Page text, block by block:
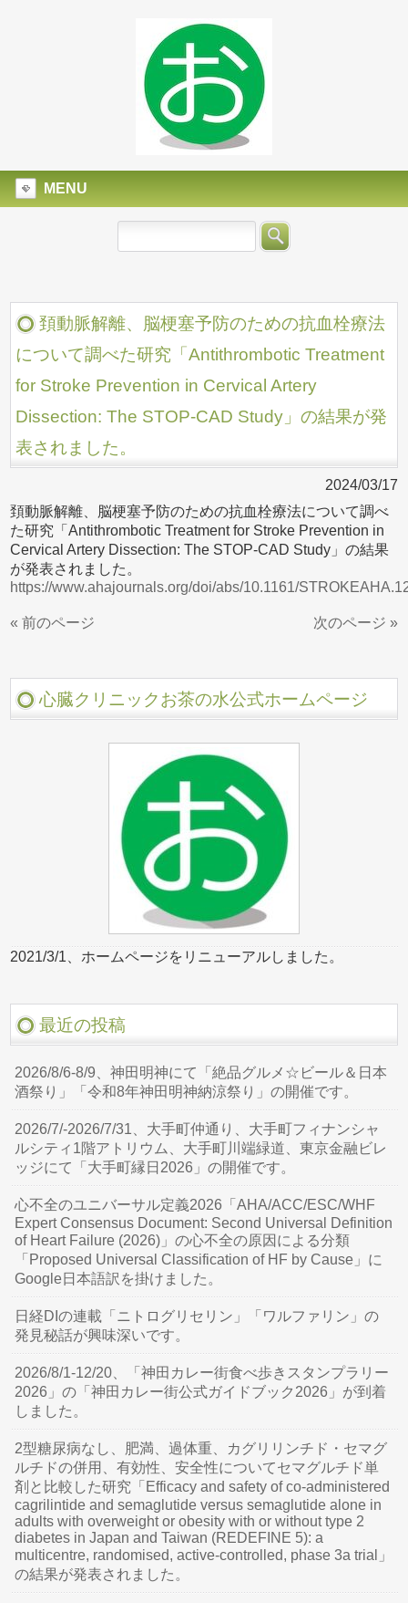
MENU
頚動脈解離、脳梗塞予防のための抗血栓療法
について調べた研究「Antithrombotic Treatment
for Stroke Prevention in Cervical Artery
Dissection: The STOP-CAD Study」の結果が発
表されました。
2024/03/17
頚動脈解離、脳梗塞予防のための抗血栓療法について調べ
た研究「Antithrombotic Treatment for Stroke Prevention in
Cervical Artery Dissection: The STOP-CAD Study」の結果
が発表されました。
https://www.ahajournals.org/doi/abs/10.1161/
« 前のページ 次のページ »
心臓クリニックお茶の水公式ホームページ
2021/3/1、ホームページをリニューアルしました。
最近の投稿
2026/8/6-8/9、神田明神にて「絶品グルメ☆ビール＆日本
酒祭り」「令和8年神田明神納涼祭り」の開催です。
2026/7/-2026/7/31、大手町仲通り、大手町フィナンシャ
ルシティ1階アトリウム、大手町川端緑道、東京金融ビレ
ッジにて「大手町縁日2026」の開催です。
心不全のユニバーサル定義2026「AHA/ACC/ESC/WHF
Expert Consensus Document: Second Universal Definition
of Heart Failure (2026)」の心不全の原因による分類
「Proposed Universal Classification of HF by Cause」に
Google日本語訳を掛けました。
日経DIの連載「ニトログリセリン」「ワルファリン」の
発見秘話が興味深いです。
2026/8/1-12/20、「神田カレー街食べ歩きスタンプラリー
2026」の「神田カレー街公式ガイドブック2026」が到着
しました。
2型糖尿病なし、肥満、過体重、カグリリンチド・セマグ
ルチドの併用、有効性、安全性についてセマグルチド単
剤と比較した研究「Efficacy and safety of co-administered
cagrilintide and semaglutide versus semaglutide alone in
adults with overweight or obesity with or without type 2
diabetes in Japan and Taiwan (REDEFINE 5): a
multicentre, randomised, active-controlled, phase 3a trial」
の結果が発表されました。